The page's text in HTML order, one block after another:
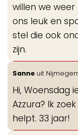
willen we
ons leuk en
stel die ook
zijn.
Sanne uit
Hi, Woensdag
Azzura? Ik
helpt. 33 jaar!